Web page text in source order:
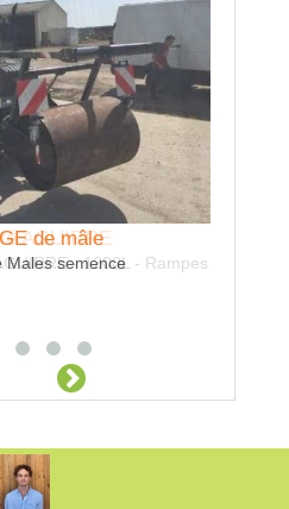
de mâle
Males semence
AGUIRRE
- 1200L - Rampes